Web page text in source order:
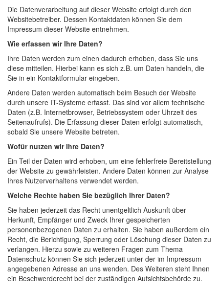
Die Datenverarbeitung auf dieser Website erfolgt durch den
Websitebetreiber. Dessen Kontaktdaten können Sie dem
Impressum dieser Website entnehmen.
Wie erfassen wir Ihre Daten?
Ihre Daten werden zum einen dadurch erhoben, dass Sie uns
diese mitteilen. Hierbei kann es sich z.B. um Daten handeln, die
Sie in ein Kontaktformular eingeben.
Andere Daten werden automatisch beim Besuch der Website
durch unsere IT-Systeme erfasst. Das sind vor allem technische
Daten (z.B. Internetbrowser, Betriebssystem oder Uhrzeit des
Seitenaufrufs). Die Erfassung dieser Daten erfolgt automatisch,
sobald Sie unsere Website betreten.
Wofür nutzen wir Ihre Daten?
Ein Teil der Daten wird erhoben, um eine fehlerfreie Bereitstellung
der Website zu gewährleisten. Andere Daten können zur Analyse
Ihres Nutzerverhaltens verwendet werden.
Welche Rechte haben Sie bezüglich Ihrer Daten?
Sie haben jederzeit das Recht unentgeltlich Auskunft über
Herkunft, Empfänger und Zweck Ihrer gespeicherten
personenbezogenen Daten zu erhalten. Sie haben außerdem ein
Recht, die Berichtigung, Sperrung oder Löschung dieser Daten zu
verlangen. Hierzu sowie zu weiteren Fragen zum Thema
Datenschutz können Sie sich jederzeit unter der im Impressum
angegebenen Adresse an uns wenden. Des Weiteren steht Ihnen
ein Beschwerderecht bei der zuständigen Aufsichtsbehörde zu.